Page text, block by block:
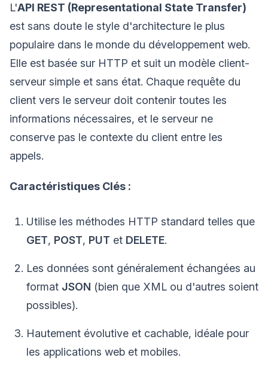
L'API REST (Representational State Transfer)
est sans doute le style d'architecture le plus
populaire dans le monde du développement web.
Elle est basée sur HTTP et suit un modèle client-
serveur simple et sans état. Chaque requête du
client vers le serveur doit contenir toutes les
informations nécessaires, et le serveur ne
conserve pas le contexte du client entre les
appels.
Caractéristiques Clés :
Utilise les méthodes HTTP standard telles que
GET, POST, PUT et DELETE.
Les données sont généralement échangées au
format JSON (bien que XML ou d'autres soient
possibles).
Hautement évolutive et cachable, idéale pour
les applications web et mobiles.